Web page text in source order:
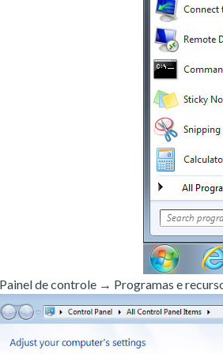
Painel de controle → Programas e